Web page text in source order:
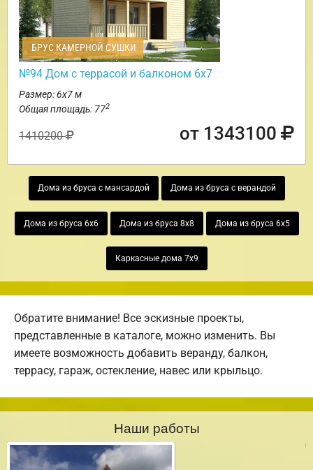
БРУС КАМЕРНОЙ СУШКИ
№94 Дом с террасой и балконом 6х7
Размер: 6х7 м
Общая площадь: 772
1410200 от 1343100
Дома из бруса с мансардой Дома из бруса с верандой
Дома из бруса 6х6 Дома из бруса 8х8 Дома из бруса 6х5
Каркасные дома 7х9
Обратите внимание! Все эскизные проекты,
представленные в каталоге, можно изменить. Вы
имеете возможность добавить веранду, балкон,
террасу, гараж, остекление, навес или крыльцо.
Наши работы